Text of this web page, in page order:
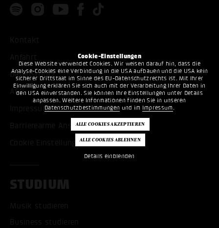
Cookie-Einstellungen
Diese Website verwendet Cookies. Wir weisen darauf hin, dass die
Analyse-Cookies eine Verbindung in die USA aufbauen und die USA kein
sicherer Drittstaat im Sinne des EU-Datenschutzrechts ist. Mit Ihrer
Einwilligung erklären Sie sich auch mit der Verarbeitung Ihrer Daten in
den USA einverstanden. Sie können Ihre Einstellungen unter Details
anpassen. Weitere Informationen finden Sie in unseren
Datenschutzbestimmungen und im Impressum .
Details einblenden
Kontakt
Anfahrt
Datenschutz
AGB
Impressum
Barrierearme Ansicht
Cookie Einstellungen bearbeiten
STUDIUM
Musik studieren
Business studieren